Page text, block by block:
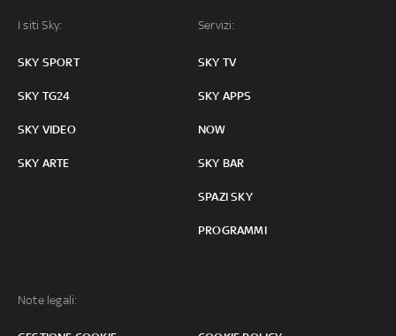
I siti Sky:
SKY SPORT
SKY TG24
SKY VIDEO
SKY ARTE
Servizi:
SKY TV
SKY APPS
NOW
SKY BAR
SPAZI SKY
PROGRAMMI
Note legali: